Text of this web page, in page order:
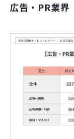
広告・PR業界